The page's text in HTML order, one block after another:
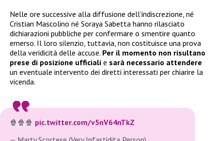
Nelle ore successive alla diffusione dell’indiscrezione, né
Cristian Mascolino né Soraya Sabetta hanno rilasciato
dichiarazioni pubbliche per confermare o smentire quanto
emerso. Il loro silenzio, tuttavia, non costituisce una prova
della veridicità delle accuse. Per il momento non risultano
prese di posizione ufficiali e sarà necessario attendere
un eventuale intervento dei diretti interessati per chiarire la
vicenda.
🍿🍿🍿 pic.twitter.com/v5nV64nTkZ